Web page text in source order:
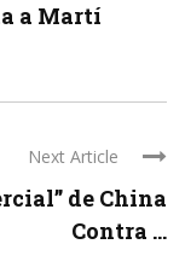
a Martí
Next Article
de China
Contra ...